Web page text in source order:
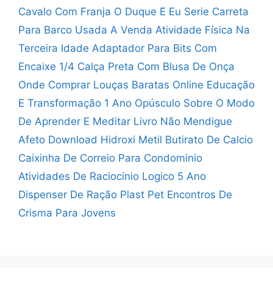
Cavalo Com Franja O Duque E Eu Serie Carreta
Para Barco Usada A Venda Atividade Física Na
Terceira Idade Adaptador Para Bits Com
Encaixe 1/4 Calça Preta Com Blusa De Onça
Onde Comprar Louças Baratas Online Educação
E Transformação 1 Ano Opúsculo Sobre O Modo
De Aprender E Meditar Livro Não Mendigue
Afeto Download Hidroxi Metil Butirato De Calcio
Caixinha De Correio Para Condominio
Atividades De Raciocinio Logico 5 Ano
Dispenser De Ração Plast Pet Encontros De
Crisma Para Jovens